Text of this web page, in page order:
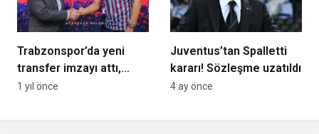
Trabzonspor’da yeni
transfer imzayı attı,
formayı giydi
1 yıl önce
Juventus’tan Spalletti
kararı! Sözleşme uzatıldı
4 ay önce